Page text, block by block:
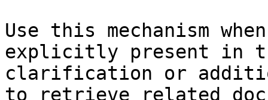
Use this mechanism
explicitly present in
clarification or